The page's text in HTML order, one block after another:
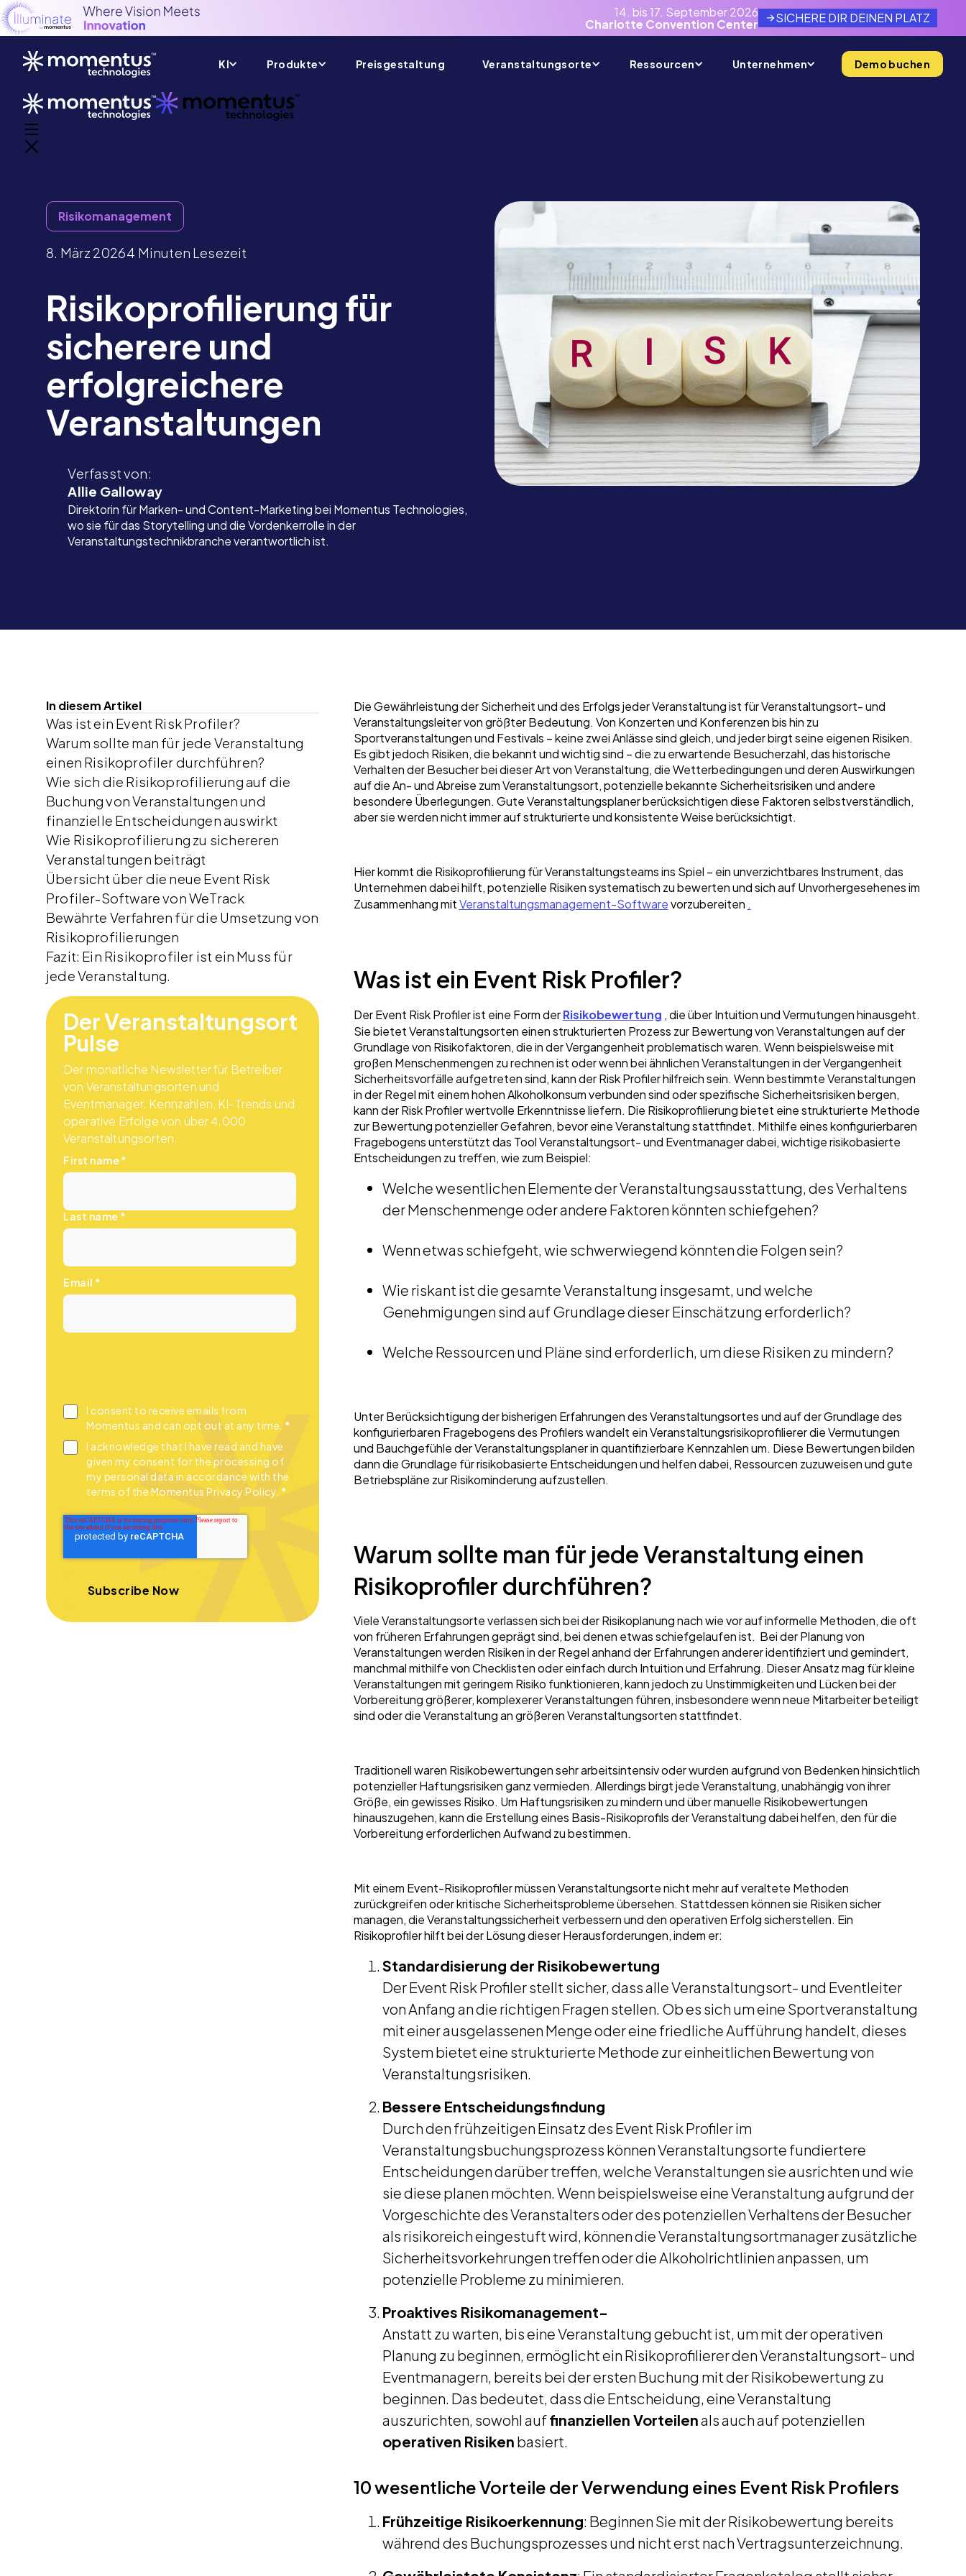
14. bis 17. September 2026
Charlotte Convention Center
SICHERE DIR DEINEN PLATZ
KI Produkte Preisgestaltung Veranstaltungsorte Ressourcen Unternehmen Demo buchen
Risikomanagement
8. März 20264 Minuten Lesezeit
Risikoprofilierung für
sicherere und
erfolgreichere
Veranstaltungen
Verfasst von:
Allie Galloway
Direktorin für Marken- und Content-Marketing bei Momentus Technologies,
wo sie für das Storytelling und die Vordenkerrolle in der
Veranstaltungstechnikbranche verantwortlich ist.
In diesem Artikel
Was ist ein Event Risk Profiler?
Warum sollte man für jede Veranstaltung
einen Risikoprofiler durchführen?
Wie sich die Risikoprofilierung auf die
Buchung von Veranstaltungen und
finanzielle Entscheidungen auswirkt
Wie Risikoprofilierung zu sichereren
Veranstaltungen beiträgt
Übersicht über die neue Event Risk
Profiler-Software von WeTrack
Bewährte Verfahren für die Umsetzung von
Risikoprofilierungen
Fazit: Ein Risikoprofiler ist ein Muss für
jede Veranstaltung.
Der Veranstaltungsort
Pulse
Der monatliche Newsletter für Betreiber
von Veranstaltungsorten und
Eventmanager. Kennzahlen, KI-Trends und
operative Erfolge von über 4.000
Veranstaltungsorten.
First name*
Last name *
Email *
I consent to receive emails from
Momentus and can opt out at any time. *
I acknowledge that I have read and have
given my consent for the processing of
my personal data in accordance with the
terms of the Momentus Privacy Policy. *
Die Gewährleistung der Sicherheit und des Erfolgs jeder Veranstaltung ist für Veranstaltungsort- und
Veranstaltungsleiter von größter Bedeutung. Von Konzerten und Konferenzen bis hin zu
Sportveranstaltungen und Festivals – keine zwei Anlässe sind gleich, und jeder birgt seine eigenen Risiken.
Es gibt jedoch Risiken, die bekannt und wichtig sind – die zu erwartende Besucherzahl, das historische
Verhalten der Besucher bei dieser Art von Veranstaltung, die Wetterbedingungen und deren Auswirkungen
auf die An- und Abreise zum Veranstaltungsort, potenzielle bekannte Sicherheitsrisiken und andere
besondere Überlegungen. Gute Veranstaltungsplaner berücksichtigen diese Faktoren selbstverständlich,
aber sie werden nicht immer auf strukturierte und konsistente Weise berücksichtigt.
Hier kommt die Risikoprofilierung für Veranstaltungsteams ins Spiel – ein unverzichtbares Instrument, das
Unternehmen dabei hilft, potenzielle Risiken systematisch zu bewerten und sich auf Unvorhergesehenes im
Zusammenhang mitVeranstaltungsmanagement-Softwarevorzubereiten .
Was ist ein Event Risk Profiler?
Der Event Risk Profiler ist eine Form derRisikobewertung , die über Intuition und Vermutungen hinausgeht.
Sie bietet Veranstaltungsorten einen strukturierten Prozess zur Bewertung von Veranstaltungen auf der
Grundlage von Risikofaktoren, die in der Vergangenheit problematisch waren. Wenn beispielsweise mit
großen Menschenmengen zu rechnen ist oder wenn bei ähnlichen Veranstaltungen in der Vergangenheit
Sicherheitsvorfälle aufgetreten sind, kann der Risk Profiler hilfreich sein. Wenn bestimmte Veranstaltungen
in der Regel mit einem hohen Alkoholkonsum verbunden sind oder spezifische Sicherheitsrisiken bergen,
kann der Risk Profiler wertvolle Erkenntnisse liefern. Die Risikoprofilierung bietet eine strukturierte Methode
zur Bewertung potenzieller Gefahren, bevor eine Veranstaltung stattfindet. Mithilfe eines konfigurierbaren
Fragebogens unterstützt das Tool Veranstaltungsort- und Eventmanager dabei, wichtige risikobasierte
Entscheidungen zu treffen, wie zum Beispiel:
Welche wesentlichen Elemente der Veranstaltungsausstattung, des Verhaltens
der Menschenmenge oder andere Faktoren könnten schiefgehen?
Wenn etwas schiefgeht, wie schwerwiegend könnten die Folgen sein?
Wie riskant ist die gesamte Veranstaltung insgesamt, und welche
Genehmigungen sind auf Grundlage dieser Einschätzung erforderlich?
Welche Ressourcen und Pläne sind erforderlich, um diese Risiken zu mindern?
Unter Berücksichtigung der bisherigen Erfahrungen des Veranstaltungsortes und auf der Grundlage des
konfigurierbaren Fragebogens des Profilers wandelt ein Veranstaltungsrisikoprofilierer die Vermutungen
und Bauchgefühle der Veranstaltungsplaner in quantifizierbare Kennzahlen um. Diese Bewertungen bilden
dann die Grundlage für risikobasierte Entscheidungen und helfen dabei, Ressourcen zuzuweisen und gute
Betriebspläne zur Risikominderung aufzustellen.
Warum sollte man für jede Veranstaltung einen
Risikoprofiler durchführen?
Viele Veranstaltungsorte verlassen sich bei der Risikoplanung nach wie vor auf informelle Methoden, die oft
von früheren Erfahrungen geprägt sind, bei denen etwas schiefgelaufen ist. Bei der Planung von
Veranstaltungen werden Risiken in der Regel anhand der Erfahrungen anderer identifiziert und gemindert,
manchmal mithilfe von Checklisten oder einfach durch Intuition und Erfahrung. Dieser Ansatz mag für kleine
Veranstaltungen mit geringem Risiko funktionieren, kann jedoch zu Unstimmigkeiten und Lücken bei der
Vorbereitung größerer, komplexerer Veranstaltungen führen, insbesondere wenn neue Mitarbeiter beteiligt
sind oder die Veranstaltung an größeren Veranstaltungsorten stattfindet.
Traditionell waren Risikobewertungen sehr arbeitsintensiv oder wurden aufgrund von Bedenken hinsichtlich
potenzieller Haftungsrisiken ganz vermieden. Allerdings birgt jede Veranstaltung, unabhängig von ihrer
Größe, ein gewisses Risiko. Um Haftungsrisiken zu mindern und über manuelle Risikobewertungen
hinauszugehen, kann die Erstellung eines Basis-Risikoprofils der Veranstaltung dabei helfen, den für die
Vorbereitung erforderlichen Aufwand zu bestimmen.
Mit einem Event-Risikoprofiler müssen Veranstaltungsorte nicht mehr auf veraltete Methoden
zurückgreifen oder kritische Sicherheitsprobleme übersehen. Stattdessen können sie Risiken sicher
managen, die Veranstaltungssicherheit verbessern und den operativen Erfolg sicherstellen. Ein
Risikoprofiler hilft bei der Lösung dieser Herausforderungen, indem er:
Standardisierung der Risikobewertung
Der Event Risk Profiler stellt sicher, dass alle Veranstaltungsort- und Eventleiter
von Anfang an die richtigen Fragen stellen. Ob es sich um eine Sportveranstaltung
mit einer ausgelassenen Menge oder eine friedliche Aufführung handelt, dieses
System bietet eine strukturierte Methode zur einheitlichen Bewertung von
Veranstaltungsrisiken.
Bessere Entscheidungsfindung
Durch den frühzeitigen Einsatz des Event Risk Profiler im
Veranstaltungsbuchungsprozess können Veranstaltungsorte fundiertere
Entscheidungen darüber treffen, welche Veranstaltungen sie ausrichten und wie
sie diese planen möchten. Wenn beispielsweise eine Veranstaltung aufgrund der
Vorgeschichte des Veranstalters oder des potenziellen Verhaltens der Besucher
als risikoreich eingestuft wird, können die Veranstaltungsortmanager zusätzliche
Sicherheitsvorkehrungen treffen oder die Alkoholrichtlinien anpassen, um
potenzielle Probleme zu minimieren.
Proaktives Risikomanagement-
Anstatt zu warten, bis eine Veranstaltung gebucht ist, um mit der operativen
Planung zu beginnen, ermöglicht ein Risikoprofilierer den Veranstaltungsort- und
Eventmanagern, bereits bei der ersten Buchung mit der Risikobewertung zu
beginnen. Das bedeutet, dass die Entscheidung, eine Veranstaltung
auszurichten, sowohl auffinanziellen Vorteilenals auch auf potenziellen
operativen Risiken basiert.
10 wesentliche Vorteile der Verwendung eines Event Risk Profilers
Frühzeitige Risikoerkennung: Beginnen Sie mit der Risikobewertung bereits
während des Buchungsprozesses und nicht erst nach Vertragsunterzeichnung.